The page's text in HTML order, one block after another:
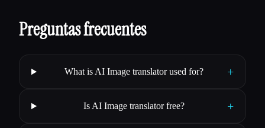
Preguntas frecuentes
What is AI Image translator used for? +
Is AI Image translator free? +